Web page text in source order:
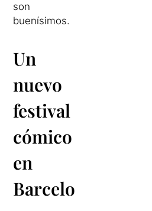
son
buenísimos.
Un
nuevo
festival
cómico
en
Barcelona